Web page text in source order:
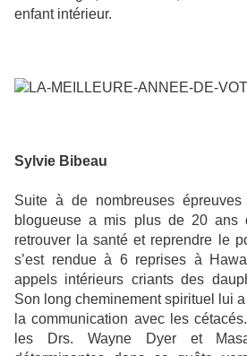
enfant intérieur.
Sylvie Bibeau
Suite à de nombreuses
blogueuse a mis plus de 20 ans
retrouver la santé et reprendre le
s’est rendue à 6 reprises à
appels intérieurs criants des
Son long cheminement spirituel lui
la communication avec les
les Drs. Wayne Dyer et